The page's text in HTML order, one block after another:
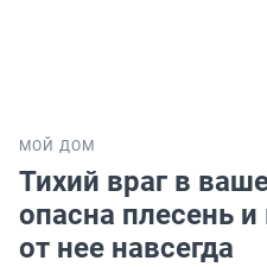
МОЙ ДОМ
Тихий враг в
опасна плесень и
от нее навсегда